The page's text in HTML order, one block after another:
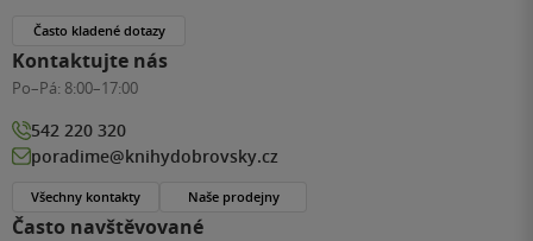
Často navštěvované
Často kladené dotazy
Kontaktujte nás
Po–Pá: 8:00–17:00
542 220 320
poradime@knihydobrovsky.cz
Všechny kontakty Naše prodejny